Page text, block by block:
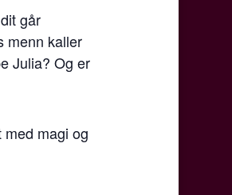
går
menn kaller
Julia? Og er
med magi og